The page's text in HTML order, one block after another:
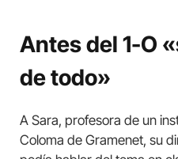
Antes del 1-O
de todo»
A Sara, profesora de un
Coloma de Gramenet, su